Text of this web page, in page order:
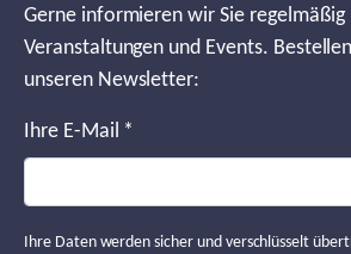
Gerne informieren wir Sie
Veranstaltungen und Events.
unseren Newsletter:
Ihre E-Mail *
Ihre Daten werden sicher und verschlüsselt